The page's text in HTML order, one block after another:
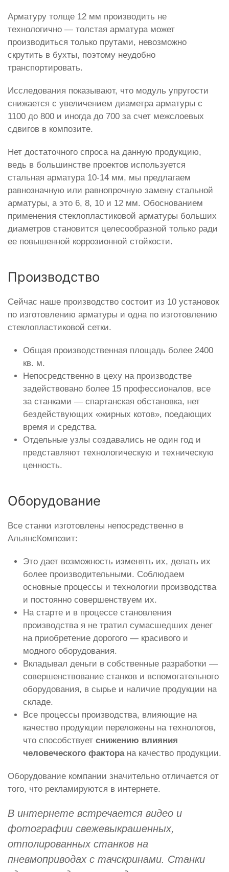
Арматуру толще 12 мм производить не
технологично — толстая арматура может
производиться только прутами, невозможно
скрутить в бухты, поэтому неудобно
транспортировать.
Исследования показывают, что модуль упругости
снижается с увеличением диаметра арматуры с
1100 до 800 и иногда до 700 за счет межслоевых
сдвигов в композите.
Нет достаточного спроса на данную продукцию,
ведь в большинстве проектов используется
стальная арматура 10-14 мм, мы предлагаем
равнозначную или равнопрочную замену стальной
арматуры, а это 6, 8, 10 и 12 мм. Обоснованием
применения стеклопластиковой арматуры больших
диаметров становится целесообразной только ради
ее повышенной коррозионной стойкости.
Производство
Сейчас наше производство состоит из 10 установок
по изготовлению арматуры и одна по изготовлению
стеклопластиковой сетки.
Общая производственная площадь более 2400
кв. м.
Непосредственно в цеху на производстве
задействовано более 15 профессионалов, все
за станками — спартанская обстановка, нет
бездействующих «жирных котов», поедающих
время и средства.
Отдельные узлы создавались не один год и
представляют технологическую и техническую
ценность.
Оборудование
Все станки изготовлены непосредственно в
АльянсКомпозит:
Это дает возможность изменять их, делать их
более производительными. Соблюдаем
основные процессы и технологии производства
и постоянно совершенствуем их.
На старте и в процессе становления
производства я не тратил сумасшедших денег
на приобретение дорогого — красивого и
модного оборудования.
Вкладывал деньги в собственные разработки —
совершенствование станков и вспомогательного
оборудования, в сырье и наличие продукции на
складе.
Все процессы производства, влияющие на
качество продукции переложены на технологов,
что способствует снижению влияния
человеческого факторана качество продукции.
Оборудование компании значительно отличается от
того, что рекламируются в интернете.
В интернете встречается видео и
фотографии свежевыкрашенных,
отполированных станков на
пневмоприводах с тачскринами. Станки